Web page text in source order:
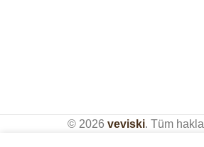
© 2026 veviski. Tüm